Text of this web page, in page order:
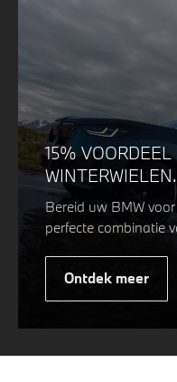
15%
WINTERWIELEN.
Bereid uw BMW
perfecte combinatie
veiligheid. Of u nu
elegante look, onze
ontworpen om uw
voordeel.
Ontdek meer